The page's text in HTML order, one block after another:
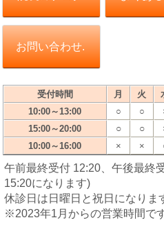
お問い合わせ.
受付時間 月 火
10:00～13:00
○ ○
15:00～20:00
○ ○
10:00～16:00
× ×
午前最終受付 12:20、午後最終
15:20になります)
休診日は日曜日と祝日になりま
※2023年1月からの営業時間です